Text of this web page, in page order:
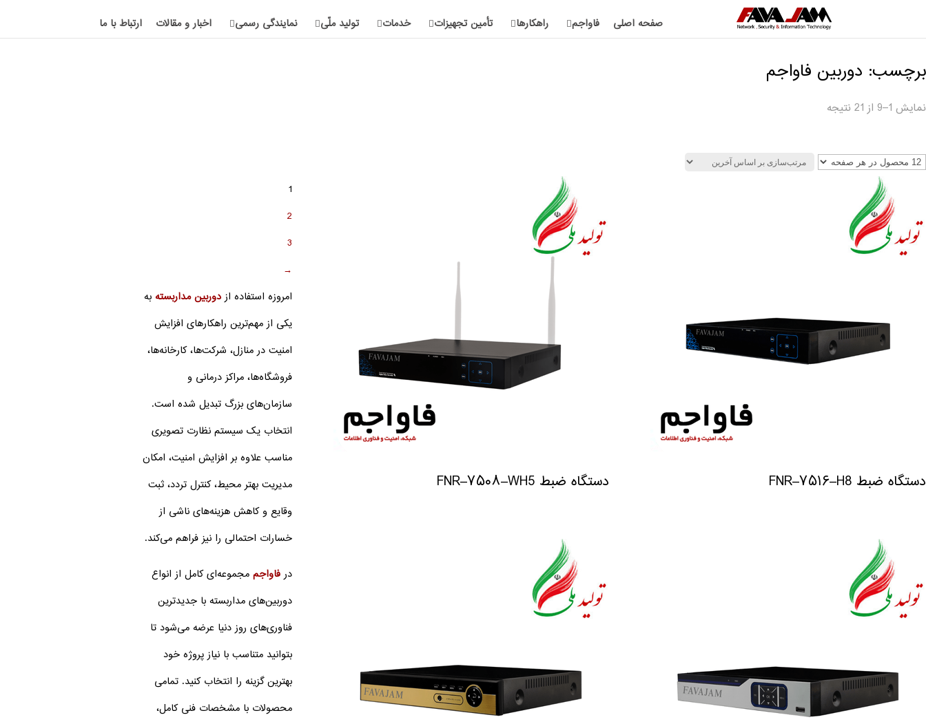
صفحه اصلی فاواجم راهکارها تأمین تجهیزات خدمات تولید ملّی نمایندگی رسمی اخبار و مقالات ارتباط با ما
برچسب: دوربین فاواجم
نمایش 1–9 از 21 نتیجه
دستگاه ضبط FNR–۷۵۱۶–H8 دستگاه ضبط FNR–۷۵۰۸–WH5
1
2
3
→
امروزه استفاده ازدوربین مداربسته به
یکی از مهم‌ترین راهکارهای افزایش
امنیت در منازل، شرکت‌ها، کارخانه‌ها،
فروشگاه‌ها، مراکز درمانی و
سازمان‌های بزرگ تبدیل شده است.
انتخاب یک سیستم نظارت تصویری
مناسب علاوه بر افزایش امنیت، امکان
مدیریت بهتر محیط، کنترل تردد، ثبت
وقایع و کاهش هزینه‌های ناشی از
خسارات احتمالی را نیز فراهم می‌کند.
درفاواجم مجموعه‌ای کامل از انواع
دوربین‌های مداربسته با جدیدترین
فناوری‌های روز دنیا عرضه می‌شود تا
بتوانید متناسب با نیاز پروژه خود
بهترین گزینه را انتخاب کنید. تمامی
محصولات با مشخصات فنی کامل،